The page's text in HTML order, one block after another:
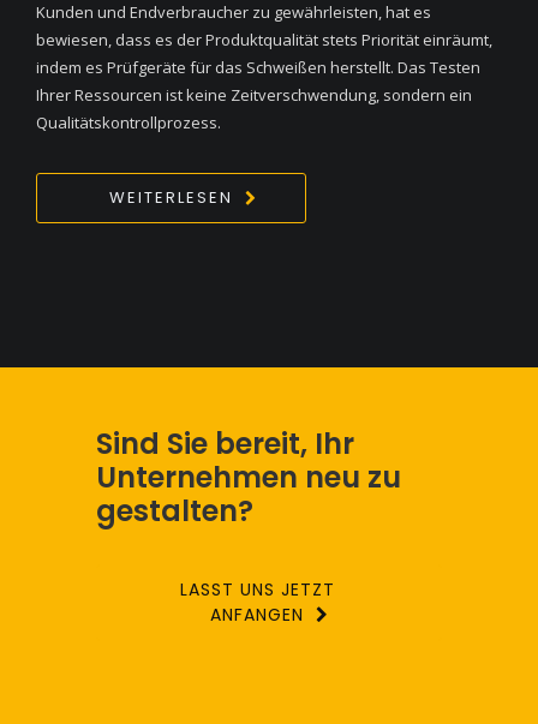
Kunden und Endverbraucher zu gewährleisten, hat es
bewiesen, dass es der Produktqualität stets Priorität einräumt,
indem es Prüfgeräte für das Schweißen herstellt. Das Testen
Ihrer Ressourcen ist keine Zeitverschwendung, sondern ein
Qualitätskontrollprozess.
WEITERLESEN
Sind Sie bereit, Ihr
Unternehmen neu zu
gestalten?
LASST UNS JETZT
ANFANGEN